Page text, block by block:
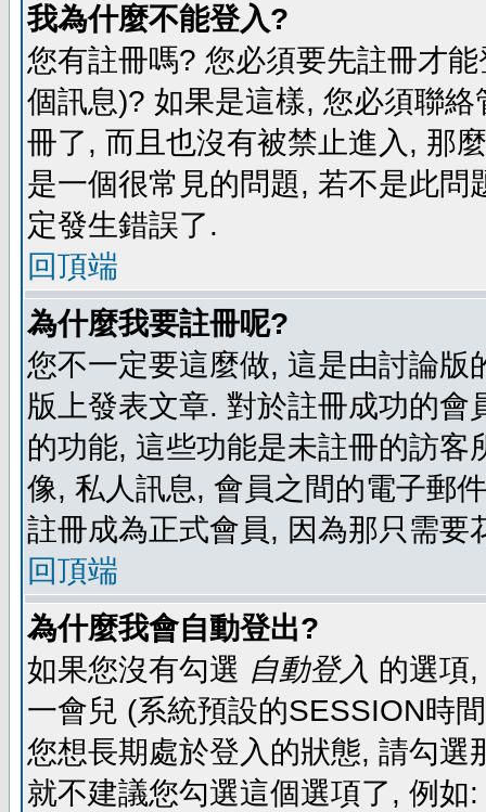
我為什麼不能登入?
您有註冊嗎? 您必須要先註冊才
個訊息)? 如果是這樣, 您必須聯
冊了, 而且也沒有被禁止進入, 那
是一個很常見的問題, 若不是此
定發生錯誤了.
回頂端
為什麼我要註冊呢?
您不一定要這麼做, 這是由討論
版上發表文章. 對於註冊成功的
的功能, 這些功能是未註冊的訪
像, 私人訊息, 會員之間的電子郵
註冊成為正式會員, 因為那只需要
回頂端
為什麼我會自動登出?
如果您沒有勾選 自動登入 的選項
一會兒 (系統預設的SESSION時
您想長期處於登入的狀態, 請勾
就不建議您勾選這個選項了, 例